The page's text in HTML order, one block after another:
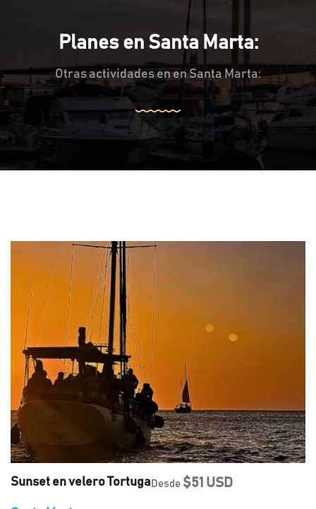
Planes en Santa Marta:
Otras actividades en en Santa Marta:
Sunset en velero Tortuga Desde $51 USD